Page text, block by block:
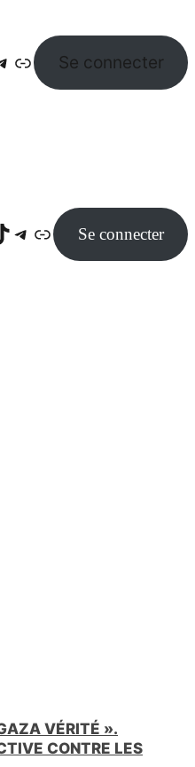
Lien Se connecter
Telegram Lien Se connecter
VÉRITÉ ».
CONTRE LES